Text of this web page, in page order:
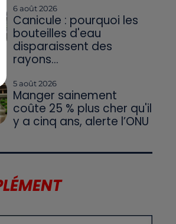
6 août 2026
Canicule : pourquoi les
bouteilles d'eau
disparaissent des
rayons...
5 août 2026
Manger sainement
coûte 25 % plus cher qu'il
y a cinq ans, alerte l’ONU